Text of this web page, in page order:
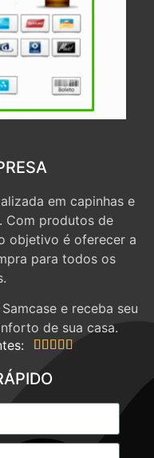
em capinhas e
Com produtos de
objetivo é oferecer a
para todos os
e receba seu
de sua casa.
    